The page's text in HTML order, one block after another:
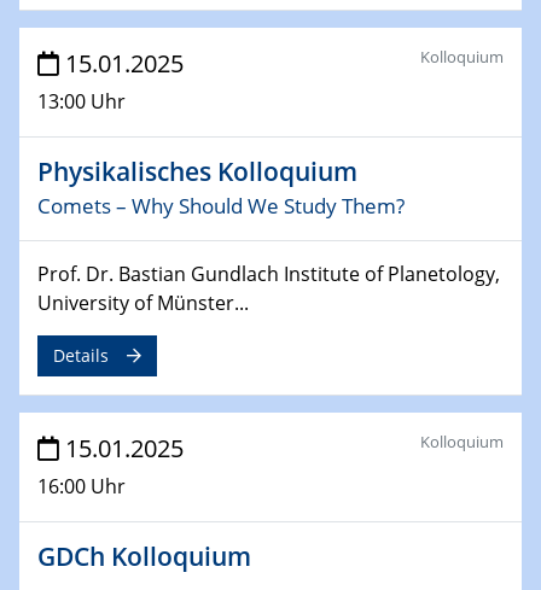
Sfb-trr247-all Annual Meeting
CENIDE-BGU Seminar
27.02.2025
WIN & CENIDE Seminar Series on 2D-
MATURE
Sfb-trr247-all Seminar
18.03.2025 - 19.03.2025
Kooperationsseminar
Elektrolyse/Brennstoffzelle
21.03.2025
EIC Pathfinder
EU funding for early stage scientific, technological or
15.01.2025
13:00 Uhr
Kolloquium
Physikalisches Kolloquium
Comets – Why Should We Study Them?
Prof. Dr. Bastian Gundlach Institute of Planetology,
University of Münster...
Details
15.01.2025
16:00 Uhr
Kolloquium
GDCh Kolloquium